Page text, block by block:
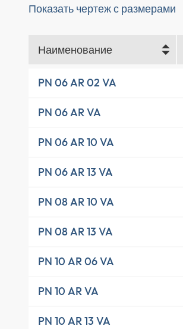
Показать чертеж с размерами
Наименование
PN 06 AR 02 VA
PN 06 AR VA
PN 06 AR 10 VA
PN 06 AR 13 VA
PN 08 AR 10 VA
PN 08 AR 13 VA
PN 10 AR 06 VA
PN 10 AR VA
PN 10 AR 13 VA